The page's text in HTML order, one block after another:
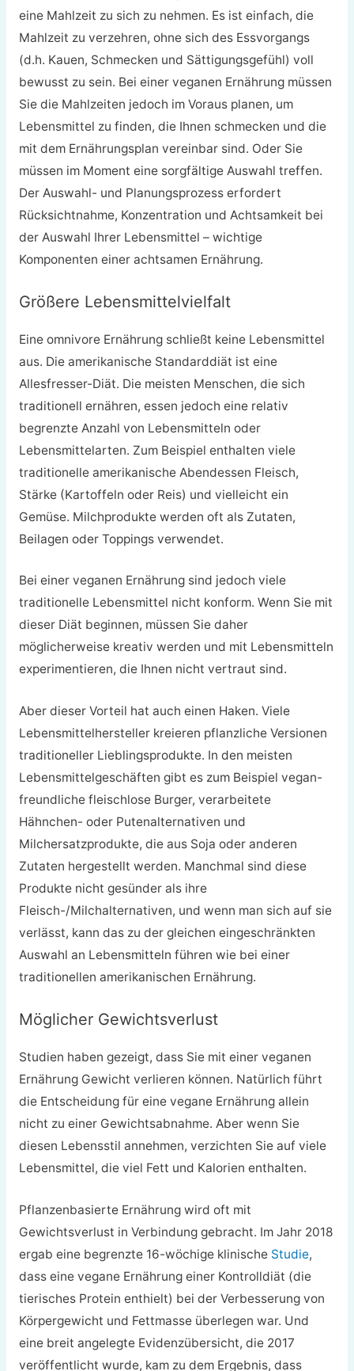
eine Mahlzeit zu sich zu nehmen. Es ist einfach, die
Mahlzeit zu verzehren, ohne sich des Essvorgangs
(d.h. Kauen, Schmecken und Sättigungsgefühl) voll
bewusst zu sein. Bei einer veganen Ernährung müssen
Sie die Mahlzeiten jedoch im Voraus planen, um
Lebensmittel zu finden, die Ihnen schmecken und die
mit dem Ernährungsplan vereinbar sind. Oder Sie
müssen im Moment eine sorgfältige Auswahl treffen.
Der Auswahl- und Planungsprozess erfordert
Rücksichtnahme, Konzentration und Achtsamkeit bei
der Auswahl Ihrer Lebensmittel – wichtige
Komponenten einer achtsamen Ernährung.
Größere Lebensmittelvielfalt
Eine omnivore Ernährung schließt keine Lebensmittel
aus. Die amerikanische Standarddiät ist eine
Allesfresser-Diät. Die meisten Menschen, die sich
traditionell ernähren, essen jedoch eine relativ
begrenzte Anzahl von Lebensmitteln oder
Lebensmittelarten. Zum Beispiel enthalten viele
traditionelle amerikanische Abendessen Fleisch,
Stärke (Kartoffeln oder Reis) und vielleicht ein
Gemüse. Milchprodukte werden oft als Zutaten,
Beilagen oder Toppings verwendet.
Bei einer veganen Ernährung sind jedoch viele
traditionelle Lebensmittel nicht konform. Wenn Sie mit
dieser Diät beginnen, müssen Sie daher
möglicherweise kreativ werden und mit Lebensmitteln
experimentieren, die Ihnen nicht vertraut sind.
Aber dieser Vorteil hat auch einen Haken. Viele
Lebensmittelhersteller kreieren pflanzliche Versionen
traditioneller Lieblingsprodukte. In den meisten
Lebensmittelgeschäften gibt es zum Beispiel vegan-
freundliche fleischlose Burger, verarbeitete
Hähnchen- oder Putenalternativen und
Milchersatzprodukte, die aus Soja oder anderen
Zutaten hergestellt werden. Manchmal sind diese
Produkte nicht gesünder als ihre
Fleisch-/Milchalternativen, und wenn man sich auf sie
verlässt, kann das zu der gleichen eingeschränkten
Auswahl an Lebensmitteln führen wie bei einer
traditionellen amerikanischen Ernährung.
Möglicher Gewichtsverlust
Studien haben gezeigt, dass Sie mit einer veganen
Ernährung Gewicht verlieren können. Natürlich führt
die Entscheidung für eine vegane Ernährung allein
nicht zu einer Gewichtsabnahme. Aber wenn Sie
diesen Lebensstil annehmen, verzichten Sie auf viele
Lebensmittel, die viel Fett und Kalorien enthalten.
Pflanzenbasierte Ernährung wird oft mit
Gewichtsverlust in Verbindung gebracht. Im Jahr 2018
ergab eine begrenzte 16-wöchige klinische Studie,
dass eine vegane Ernährung einer Kontrolldiät (die
tierisches Protein enthielt) bei der Verbesserung von
Körpergewicht und Fettmasse überlegen war. Und
eine breit angelegte Evidenzübersicht, die 2017
veröffentlicht wurde, kam zu dem Ergebnis, dass